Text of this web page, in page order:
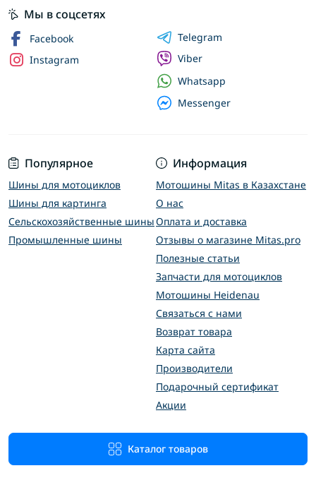
Популярное
Шины для мотоциклов
Шины для картинга
Сельскохозяйственные шины
Промышленные шины
Информация
Мотошины Mitas в Казахстане
О нас
Оплата и доставка
Отзывы о магазине Mitas.pro
Полезные статьи
Запчасти для мотоциклов
Мотошины Heidenau
Связаться с нами
Возврат товара
Карта сайта
Производители
Подарочный сертификат
Акции
Каталог товаров
Мы в соцсетях
Facebook
Instagram
Telegram
Viber
Whatsapp
Messenger